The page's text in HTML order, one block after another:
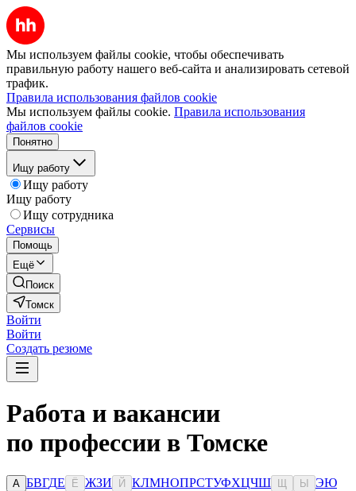
Мы используем файлы cookie, чтобы обеспечивать
правильную работу нашего веб-сайта и анализировать сетевой
трафик.
Правила использования файлов cookie
Мы используем файлы cookie. Правила использования
файлов cookie
Понятно
Ищу работу
Ищу работу
Ищу работу
Ищу сотрудника
Сервисы
Помощь
Ещё
Поиск
Томск
Войти
Войти
Создать резюме
Работа и вакансии
по профессии в Томске
А БВГДЕ Ё ЖЗИ Й КЛМНОПРСТУФХЦЧШ Ы ЭЮ